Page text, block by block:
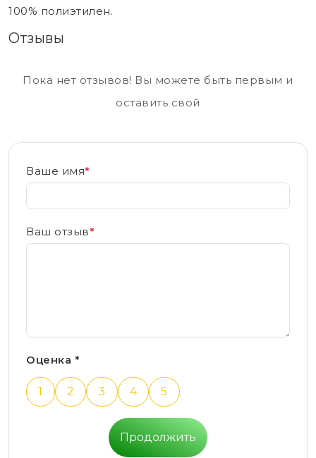
100% полиэтилен.
Отзывы
Пока нет отзывов! Вы можете быть первым и
оставить свой
Ваше имя*
Ваш отзыв*
Оценка *
1 2 3 4 5
Продолжить